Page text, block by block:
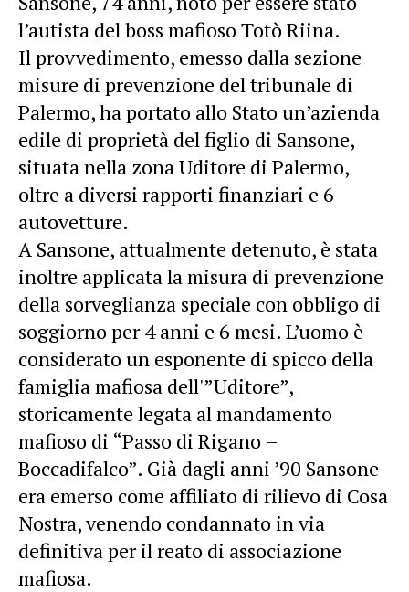
l’autista del boss mafioso Totò Riina.
Il provvedimento, emesso dalla sezione
misure di prevenzione del tribunale di
Palermo, ha portato allo Stato un’azienda
edile di proprietà del figlio di Sansone,
situata nella zona Uditore di Palermo,
oltre a diversi rapporti finanziari e 6
autovetture.
A Sansone, attualmente detenuto, è stata
inoltre applicata la misura di prevenzione
della sorveglianza speciale con obbligo di
soggiorno per 4 anni e 6 mesi. L’uomo è
considerato un esponente di spicco della
famiglia mafiosa dell'”Uditore”,
storicamente legata al mandamento
mafioso di “Passo di Rigano –
Boccadifalco”. Già dagli anni ’90 Sansone
era emerso come affiliato di rilievo di Cosa
Nostra, venendo condannato in via
definitiva per il reato di associazione
mafiosa.